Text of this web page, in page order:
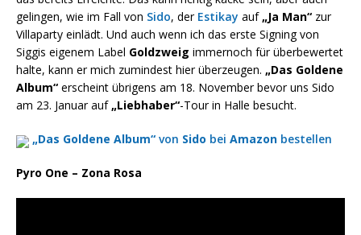
gelingen, wie im Fall von Sido, der Estikay auf„Ja Man“ zur
Villaparty einlädt. Und auch wenn ich das erste Signing von
Siggis eigenem Label Goldzweig immernoch für überbewertet
halte, kann er mich zumindest hier überzeugen. „Das Goldene
Album“ erscheint übrigens am 18. November bevor uns Sido
am 23. Januar auf„Liebhaber“-Tour in Halle besucht.
„Das Goldene Album“ von Sido bei Amazon bestellen
Pyro One – Zona Rosa